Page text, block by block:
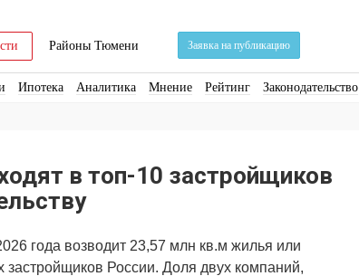
Районы Тюмени Заявка на публикацию
Ипотека Аналитика Мнение Рейтинг Законодательство
в топ-10 застройщиков
года возводит 23,57 млн кв.м жилья или
застройщиков России. Доля двух компаний,